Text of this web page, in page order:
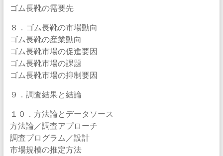
ゴム長靴の需要先
８．ゴム長靴の市場動向
ゴム長靴の産業動向
ゴム長靴市場の促進要因
ゴム長靴市場の課題
ゴム長靴市場の抑制要因
９．調査結果と結論
１０．方法論とデータソース
方法論／調査アプローチ
調査プログラム／設計
市場規模の推定方法